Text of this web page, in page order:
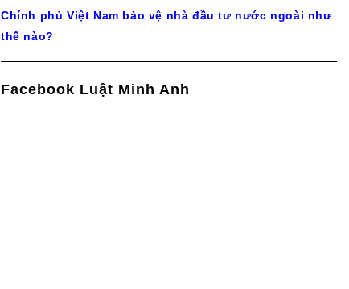
Chính phủ Việt Nam bảo vệ nhà đầu tư nước ngoài như
thế nào?
Facebook Luật Minh Anh